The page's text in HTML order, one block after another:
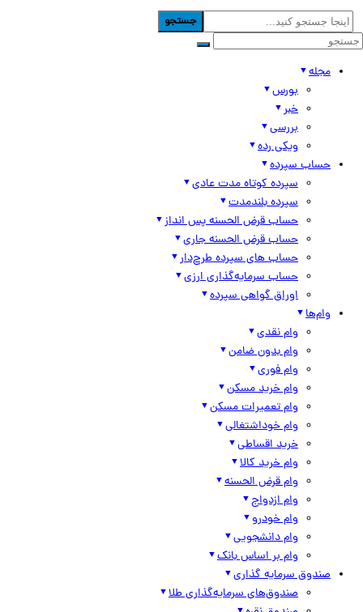
جستجو
مجله
بورس
خبر
بررسی
ویکی رده
حساب سپرده
سپرده کوتاه مدت عادی
سپرده بلندمدت
حساب قرض الحسنه پس انداز
حساب قرض الحسنه جاری
حساب های سپرده طرح‌دار
حساب سرمایه‌گذاری ارزی
اوراق گواهی سپرده
وام‌ها
وام نقدی
وام بدون ضامن
وام فوری
وام خرید مسکن
وام تعمیرات مسکن
وام خوداشتغالی
خرید اقساطی
وام خرید کالا
وام قرض الحسنه
وام ازدواج
وام خودرو
وام دانشجویی
وام بر اساس بانک
صندوق سرمایه گذاری
صندوق‌های سرمایه‌گذاری طلا